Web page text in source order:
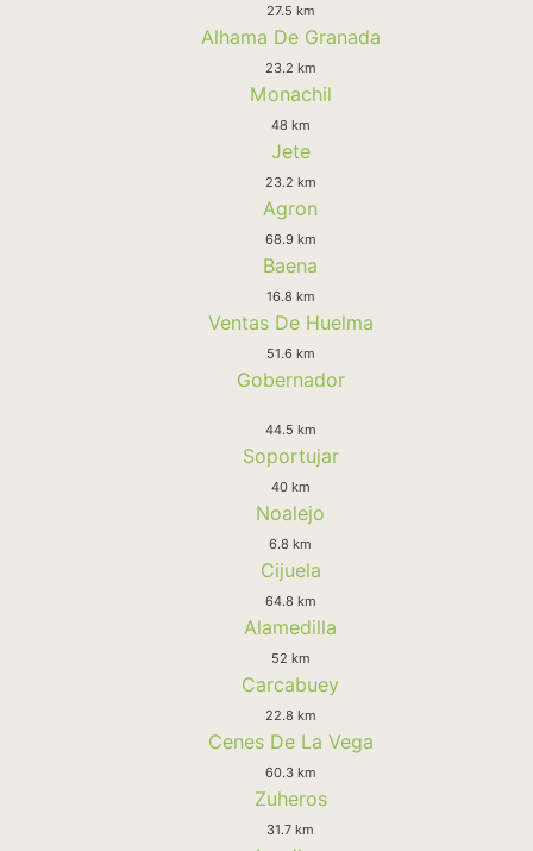
27.5 km
Alhama De Granada
23.2 km
Monachil
48 km
Jete
23.2 km
Agron
68.9 km
Baena
16.8 km
Ventas De Huelma
51.6 km
Gobernador
44.5 km
Soportujar
40 km
Noalejo
6.8 km
Cijuela
64.8 km
Alamedilla
52 km
Carcabuey
22.8 km
Cenes De La Vega
60.3 km
Zuheros
31.7 km